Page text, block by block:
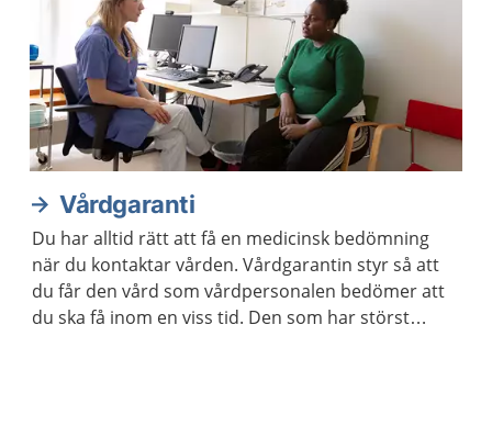
Vårdgaranti
Du har alltid rätt att få en medicinsk bedömning
när du kontaktar vården. Vårdgarantin styr så att
du får den vård som vårdpersonalen bedömer att
du ska få inom en viss tid. Den som har störst